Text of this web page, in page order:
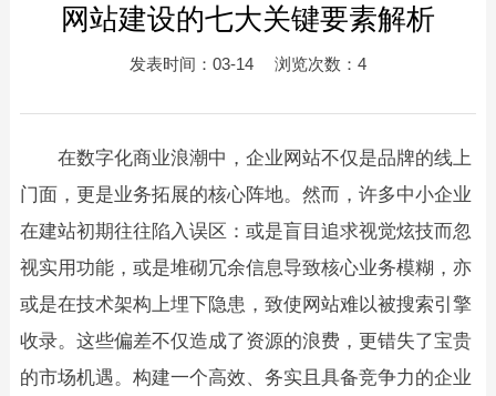
网站建设的七大关键要素解析
发表时间：03-14 浏览次数：4
在数字化商业浪潮中，企业网站不仅是品牌的线上
门面，更是业务拓展的核心阵地。然而，许多中小企业
在建站初期往往陷入误区：或是盲目追求视觉炫技而忽
视实用功能，或是堆砌冗余信息导致核心业务模糊，亦
或是在技术架构上埋下隐患，致使网站难以被搜索引擎
收录。这些偏差不仅造成了资源的浪费，更错失了宝贵
的市场机遇。构建一个高效、务实且具备竞争力的企业